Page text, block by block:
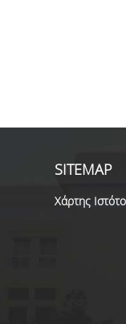
SITEMAP
Χάρτης